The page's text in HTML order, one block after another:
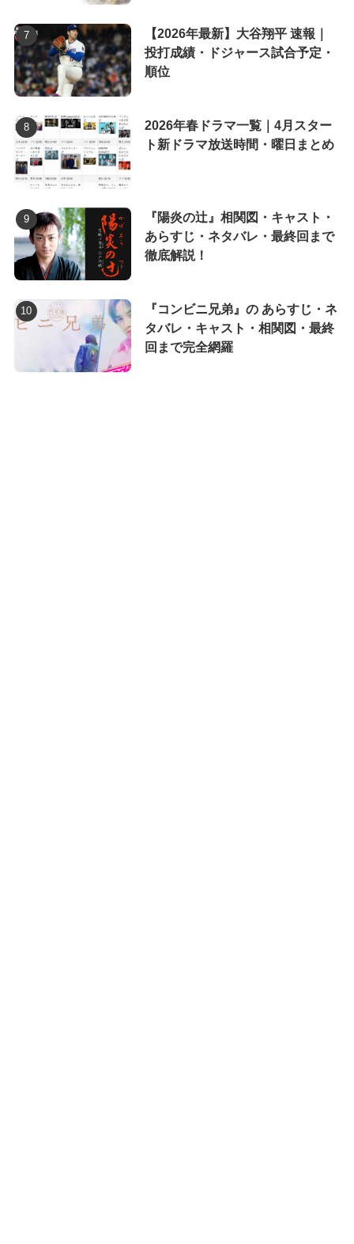
【2026年最新】大谷翔平 速報｜
投打成績・ドジャース試合予定・
順位
2026年春ドラマ一覧｜4月スター
ト新ドラマ放送時間・曜日まとめ
『陽炎の辻』相関図・キャスト・
あらすじ・ネタバレ・最終回まで
徹底解説！
『コンビニ兄弟』の あらすじ・ネ
タバレ・キャスト・相関図・最終
回まで完全網羅